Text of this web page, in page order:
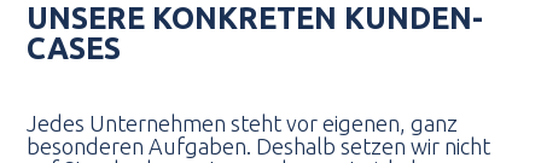
UNSERE KONKRETEN KUNDEN-
CASES
Jedes Unternehmen steht vor eigenen, ganz
besonderen Aufgaben. Deshalb setzen wir nicht